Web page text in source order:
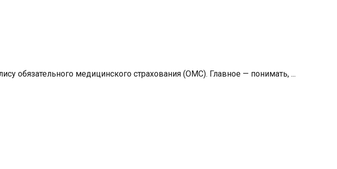
обязательного медицинского страхования (ОМС). Главное — понимать, ...